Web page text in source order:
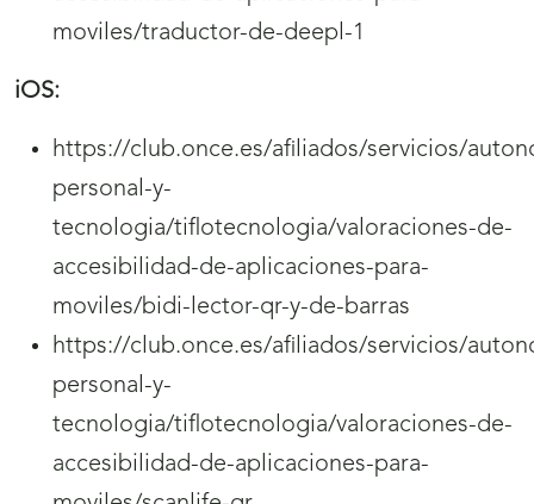
moviles/traductor-de-deepl-1
iOS:
https://club.once.es/afiliados/servicios/
personal-y-
tecnologia/tiflotecnologia/valoraciones-de-
accesibilidad-de-aplicaciones-para-
moviles/bidi-lector-qr-y-de-barras
https://club.once.es/afiliados/servicios/
personal-y-
tecnologia/tiflotecnologia/valoraciones-de-
accesibilidad-de-aplicaciones-para-